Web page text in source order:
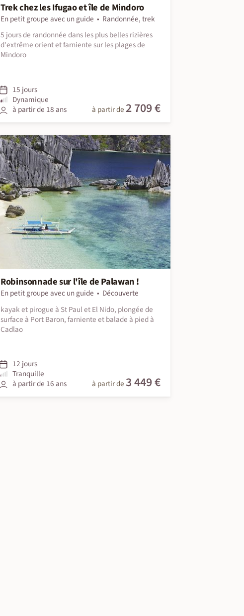
Trek chez les Ifugao et île de Mindoro
En petit groupe avec un guide
Randonnée, trek
5 jours de randonnée dans les plus belles rizières
d'extrême orient et farniente sur les plages de
Mindoro
15 jours
Dynamique
à partir de 18 ans
à partir de 2 709 €
Robinsonnade sur l'île de Palawan !
En petit groupe avec un guide
Découverte
kayak et pirogue à St Paul et El Nido, plongée de
surface à Port Baron, farniente et balade à pied à
Cadlao
12 jours
Tranquille
à partir de 16 ans
à partir de 3 449 €